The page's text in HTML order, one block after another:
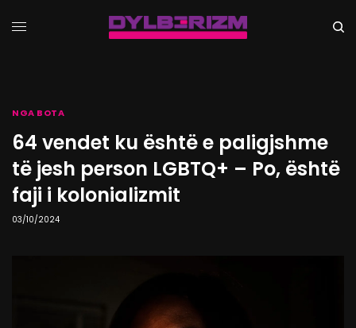
NGA BOTA
64 vendet ku është e paligjshme
të jesh person LGBTQ+ – Po, është
faji i kolonializmit
03/10/2024